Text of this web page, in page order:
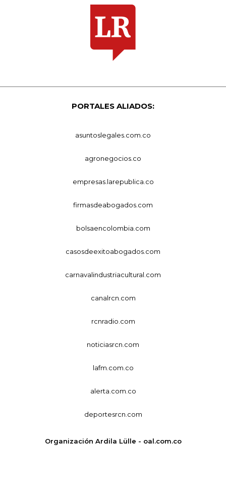
PORTALES ALIADOS:
asuntoslegales.com.co
agronegocios.co
empresas.larepublica.co
firmasdeabogados.com
bolsaencolombia.com
casosdeexitoabogados.com
carnavalindustriacultural.com
canalrcn.com
rcnradio.com
noticiasrcn.com
lafm.com.co
alerta.com.co
deportesrcn.com
Organización Ardila Lülle - oal.com.co